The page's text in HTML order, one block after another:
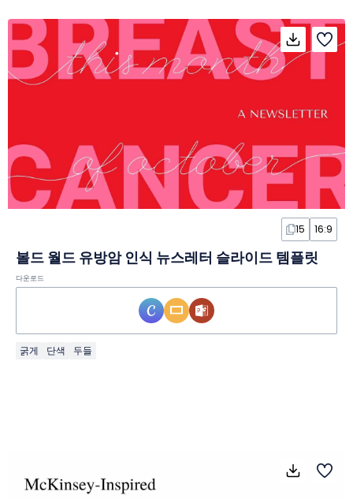
15 16:9
볼드 월드 유방암 인식 뉴스레터 슬라이드 템플릿
다운로드
굵게 단색 두들